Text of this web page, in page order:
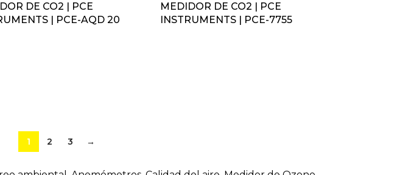
DE CO2 | PCE
| PCE-AQD 20
MEDIDOR DE CO2 | PCE
INSTRUMENTS | PCE-7755
1 2 3 →